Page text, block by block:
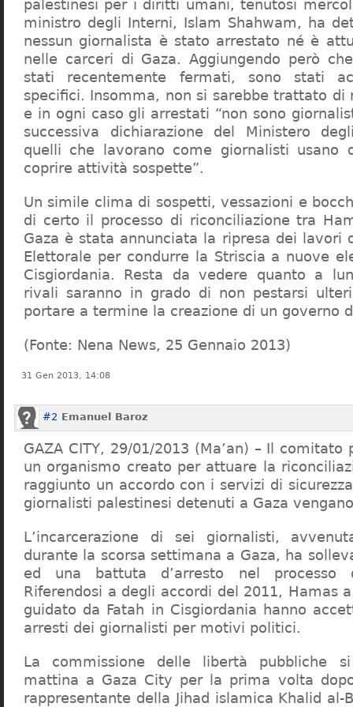
palestinesi per i diritti umani, tenutosi
ministro degli Interni, Islam Shahwam, ha
nessun giornalista è stato arrestato né è
nelle carceri di Gaza. Aggiungendo però
stati recentemente fermati, sono stati
specifici. Insomma, non si sarebbe trattato di
e in ogni caso gli arrestati “non sono
successiva dichiarazione del Ministero
quelli che lavorano come giornalisti usano
coprire attività sospette”.
Un simile clima di sospetti, vessazioni e
di certo il processo di riconciliazione tra
Gaza è stata annunciata la ripresa dei lavori
Elettorale per condurre la Striscia a nuove
Cisgiordania. Resta da vedere quanto a
rivali saranno in grado di non pestarsi
portare a termine la creazione di un governo
(Fonte: Nena News, 25 Gennaio 2013)
31 Gen 2013, 14:08
#2 Emanuel Baroz
GAZA CITY, 29/01/2013 (Ma’an) – Il
un organismo creato per attuare la
raggiunto un accordo con i servizi di
giornalisti palestinesi detenuti a Gaza
L’incarcerazione di sei giornalisti,
durante la scorsa settimana a Gaza, ha
ed una battuta d’arresto nel processo
Riferendosi a degli accordi del 2011, Hamas
guidato da Fatah in Cisgiordania hanno
arresti dei giornalisti per motivi politici.
La commissione delle libertà pubbliche
mattina a Gaza City per la prima volta
rappresentante della Jihad islamica Khalid al-